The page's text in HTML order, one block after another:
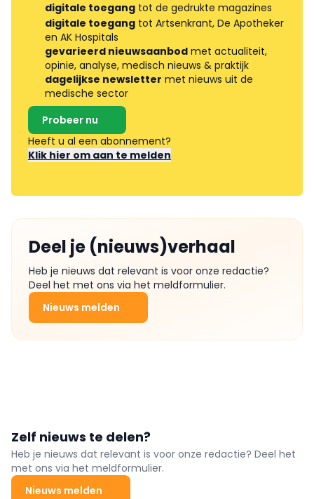
digitale toegang tot de gedrukte magazines
digitale toegang tot Artsenkrant, De Apotheker
en AK Hospitals
gevarieerd nieuwsaanbod met actualiteit,
opinie, analyse, medisch nieuws & praktijk
dagelijkse newsletter met nieuws uit de
medische sector
Probeer nu
Heeft u al een abonnement?
Klik hier om aan te melden
Deel je (nieuws)verhaal
Heb je nieuws dat relevant is voor onze redactie?
Deel het met ons via het meldformulier.
Nieuws melden
Zelf nieuws te delen?
Heb je nieuws dat relevant is voor onze redactie? Deel het
met ons via het meldformulier.
Nieuws melden